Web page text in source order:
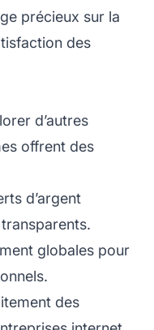
précieux sur la
des
d’autres
offrent des
d’argent
globales pour
des